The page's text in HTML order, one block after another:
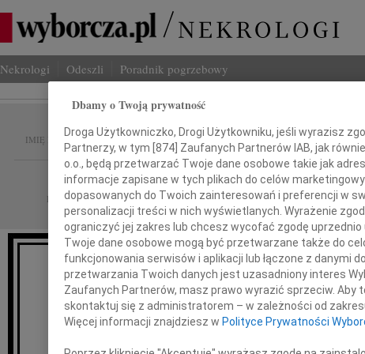
Nekrologi Odeszli Poradnik pogrzebowy
IMIĘ I NAZWISKO: Janusz Frączyk
REGION: Warszawa
DATA EMISJI: 22.09.2022
Zagmatwany los, życia codzienny ból
W końcu kiedyś odpływa.
Dbamy o Twoją prywatność
Droga Użytkowniczko, Drogi Użytkowniku, jeśli wyrazisz
Partnerzy, w tym [874] Zaufanych Partnerów IAB, jak
o.o., będą przetwarzać Twoje dane osobowe takie jak
informacje zapisane w tych plikach do celów
dopasowanych do Twoich zainteresowań i preferencji w
personalizacji treści w nich wyświetlanych. Wyrażenie
ograniczyć jej zakres lub chcesz wycofać zgodę uprzednio
Twoje dane osobowe mogą być przetwarzane także do
funkcjonowania serwisów i aplikacji lub łączone z danymi
przetwarzania Twoich danych jest uzasadniony interes
Zaufanych Partnerów, masz prawo wyrazić sprzeciw. Aby
skontaktuj się z administratorem – w zależności od
Więcej informacji znajdziesz w Polityce Prywatności